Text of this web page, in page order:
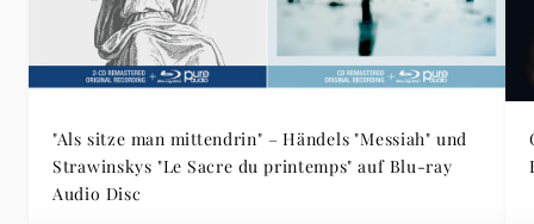
"Als sitze man mittendrin" – Händels "Messiah" und
Strawinskys "Le Sacre du printemps" auf Blu-ray
Audio Disc